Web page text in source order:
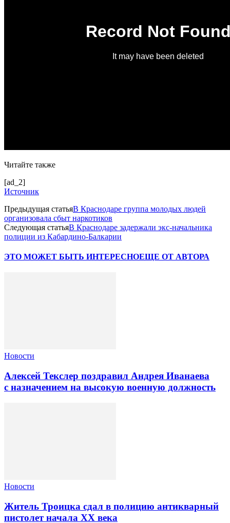
Читайте также
[ad_2]
Источник
Предыдущая статьяВ Краснодаре группа молодых людей
организовала сбыт наркотиков
Следующая статьяВ Краснодаре задержали экс-начальника
полиции из Кабардино-Балкарии
ЭТО МОЖЕТ БЫТЬ ИНТЕРЕСНОЕЩЕ ОТ АВТОРА
Новости
Алексей Текслер поздравил Андрея Иванаева
с назначением на высокую военную должность
Новости
Житель Троицка сдал в полицию антикварный
пистолет начала XX века